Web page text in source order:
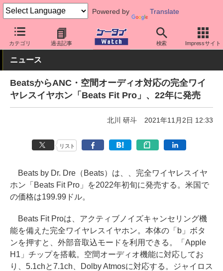
Powered by Translate
カテゴリ 過去記事 検索 Impressサイト
ケータイ Watch 周辺機器/アクセサリー オーディオ
ニュース
BeatsからANC・空間オーディオ対応の完全ワイ
ヤレスイヤホン「Beats Fit Pro」、22年に発売
北川 研斗 2021年11月2日 12:33
リスト
Beats by Dr. Dre（Beats）は、、完全ワイヤレスイヤ
ホン「Beats Fit Pro」を2022年初旬に発売する。米国で
の価格は199.99ドル。
Beats Fit Proは、アクティブノイズキャンセリング機
能を備えた完全ワイヤレスイヤホン。本体の「b」ボタ
ンを押すと、外部音取込モードを利用できる。「Apple
H1」チップを搭載。空間オーディオ機能に対応してお
り、5.1chと7.1ch、Dolby Atmosに対応する。ジャイロス